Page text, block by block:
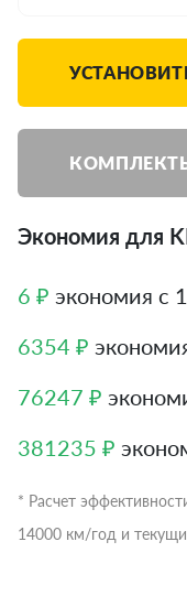
Экономия для
6 ₽ экономия с
6354 ₽
76247 ₽
381235 ₽
* Расчет
14000 км/год и